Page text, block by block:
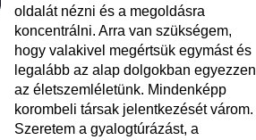
oldalát nézni és a megoldásra
koncentrálni. Arra van szükségem,
hogy valakivel megértsük egymást és
legalább az alap dolgokban egyezzen
az életszemléletünk. Mindenképp
korombeli társak jelentkezését várom.
Szeretem a gyalogtúrázást, a